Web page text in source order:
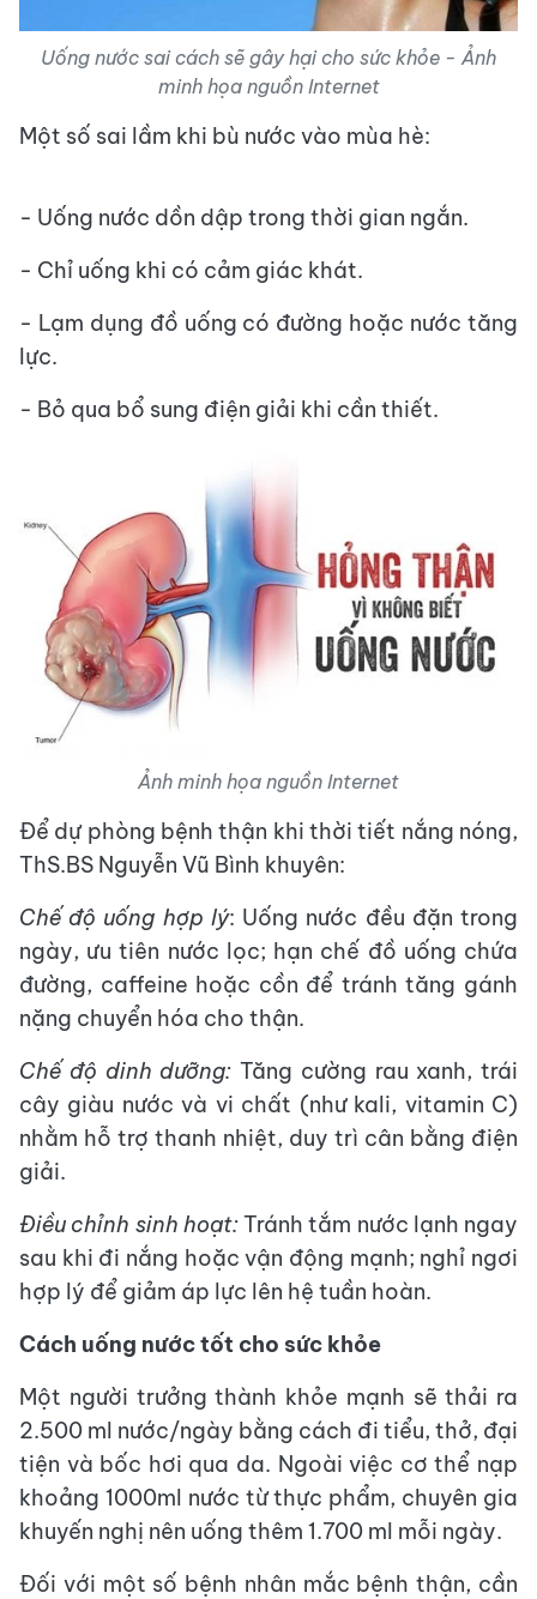
Uống nước sai cách sẽ gây hại cho sức khỏe - Ảnh
minh họa nguồn Internet
Một số sai lầm khi bù nước vào mùa hè:
- Uống nước dồn dập trong thời gian ngắn.
- Chỉ uống khi có cảm giác khát.
- Lạm dụng đồ uống có đường hoặc nước tăng
lực.
- Bỏ qua bổ sung điện giải khi cần thiết.
Ảnh minh họa nguồn Internet
Để dự phòng bệnh thận khi thời tiết nắng nóng,
ThS.BS Nguyễn Vũ Bình khuyên:
Chế độ uống hợp lý: Uống nước đều đặn trong
ngày, ưu tiên nước lọc; hạn chế đồ uống chứa
đường, caffeine hoặc cồn để tránh tăng gánh
nặng chuyển hóa cho thận.
Chế độ dinh dưỡng: Tăng cường rau xanh, trái
cây giàu nước và vi chất (như kali, vitamin C)
nhằm hỗ trợ thanh nhiệt, duy trì cân bằng điện
giải.
Điều chỉnh sinh hoạt:Tránh tắm nước lạnh ngay
sau khi đi nắng hoặc vận động mạnh; nghỉ ngơi
hợp lý để giảm áp lực lên hệ tuần hoàn.
Cách uống nước tốt cho sức khỏe
Một người trưởng thành khỏe mạnh sẽ thải ra
2.500 ml nước/ngày bằng cách đi tiểu, thở, đại
tiện và bốc hơi qua da. Ngoài việc cơ thể nạp
khoảng 1000ml nước từ thực phẩm, chuyên gia
khuyến nghị nên uống thêm 1.700 ml mỗi ngày.
Đối với một số bệnh nhân mắc bệnh thận, cần